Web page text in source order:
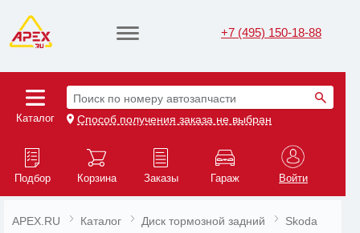
+7 (495) 150-18-88
Каталог
Поиск по номеру автозапчасти
Способ получения заказа не выбран
Подбор Корзина Заказы Гараж Войти
APEX.RU Каталог Диск тормозной задний
Skoda